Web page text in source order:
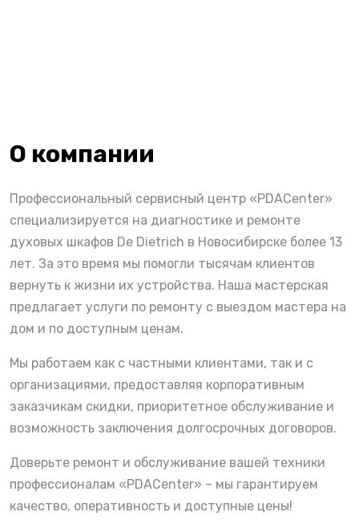
О компании
Профессиональный сервисный центр «PDACenter»
специализируется на диагностике и ремонте
духовых шкафов De Dietrich в Новосибирске более 13
лет. За это время мы помогли тысячам клиентов
вернуть к жизни их устройства. Наша мастерская
предлагает услуги по ремонту с выездом мастера на
дом и по доступным ценам.
Мы работаем как с частными клиентами, так и с
организациями, предоставляя корпоративным
заказчикам скидки, приоритетное обслуживание и
возможность заключения долгосрочных договоров.
Доверьте ремонт и обслуживание вашей техники
профессионалам «PDACenter» – мы гарантируем
качество, оперативность и доступные цены!